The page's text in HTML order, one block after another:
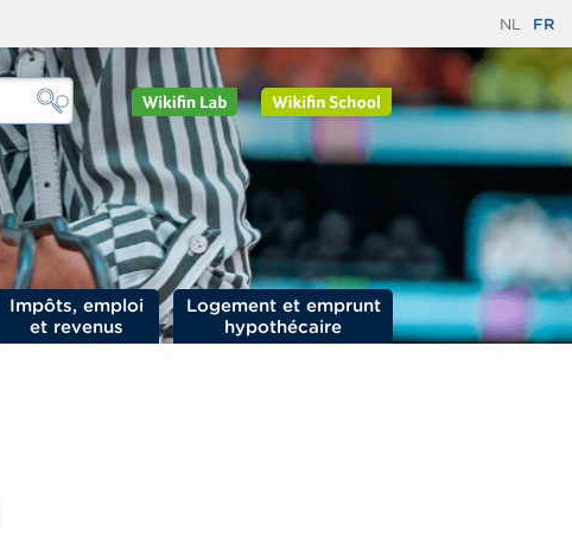
NL FR
Impôts, emploi
et revenus
Logement et emprunt
hypothécaire